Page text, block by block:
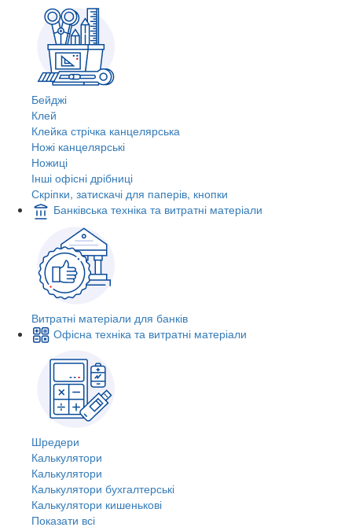
Бейджі
Клей
Клейка стрічка канцелярська
Ножі канцелярські
Ножиці
Інші офісні дрібниці
Скріпки, затискачі для паперів, кнопки
Банківська техніка та витратні матеріали
Витратні матеріали для банків
Офісна техніка та витратні матеріали
Шредери
Калькулятори
Калькулятори
Калькулятори бухгалтерські
Калькулятори кишенькові
Показати всі